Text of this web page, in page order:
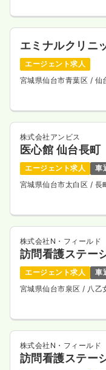
エミナルクリニ
エージェント求人
宮城県仙台市青葉区 / 仙
株式会社アンビス
医心館 仙台長町
エージェント求人
車
宮城県仙台市太白区 / 長
株式会社N・フィールド
訪問看護ステー
エージェント求人
車
宮城県仙台市泉区 / 八乙
株式会社N・フィールド
訪問看護ステー